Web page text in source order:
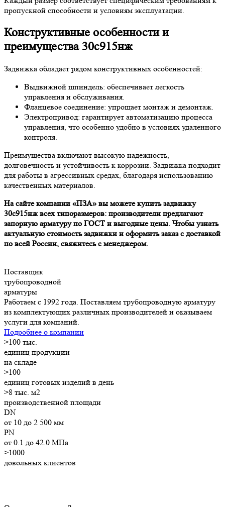
пропускной способности и условиям эксплуатации.
Конструктивные особенности и
преимущества 30с915нж
Задвижка обладает рядом конструктивных особенностей:
Выдвижной шпиндель: обеспечивает легкость
управления и обслуживания.
Фланцевое соединение: упрощает монтаж и демонтаж.
Электропривод: гарантирует автоматизацию процесса
управления, что особенно удобно в условиях удаленного
контроля.
Преимущества включают высокую надежность,
долговечность и устойчивость к коррозии. Задвижка подходит
для работы в агрессивных средах, благодаря использованию
качественных материалов.
На сайте компании «ПЗА» вы можете купить задвижку
30с915нж всех типоразмеров: производители предлагают
запорную арматуру по ГОСТ и выгодные цены. Чтобы узнать
актуальную стоимость задвижки и оформить заказ с доставкой
по всей России, свяжитесь с менеджером.
Поставщик
трубопроводной
арматуры
Работаем с 1992 года. Поставляем трубопроводную арматуру
из комплектующих различных производителей и оказываем
услуги для компаний.
Подробнее о компании
>100 тыс.
единиц продукции
на складе
>100
единиц готовых изделий в день
>8 тыс. м2
производственной площади
DN
от 10 до 2 500 мм
PN
от 0.1 до 42.0 МПа
>1000
довольных клиентов